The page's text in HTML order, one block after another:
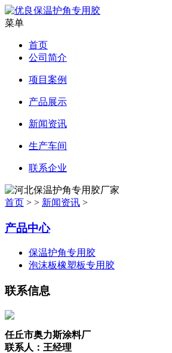
菜单
首页
公司简介
项目案例
产品展示
新闻资讯
生产车间
联系企业
首页 > > 新闻资讯 >
产品中心
保温护角专用胶
泡沫板橡塑板专用胶
联系信息
任丘市奥力斯涂料厂
联系人：王经理